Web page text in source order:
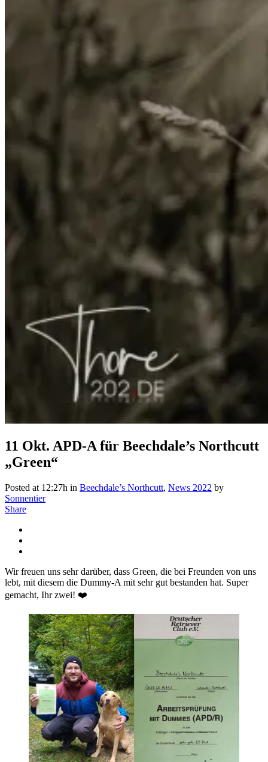
11 Okt. APD-A für Beechdale’s Northcutt
„Green“
Posted at 12:27h in Beechdale’s Northcutt, News 2022 by
Sonnentier
Share
Wir freuen uns sehr darüber, dass Green, die bei Freunden von uns
lebt, mit diesem die Dummy-A mit sehr gut bestanden hat. Super
gemacht, Ihr zwei! ❤️